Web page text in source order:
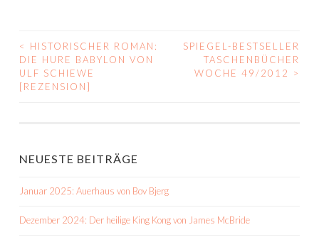
BEITRAGS-
NAVIGATION
<
HISTORISCHER ROMAN:
DIE HURE BABYLON VON
ULF SCHIEWE
[REZENSION]
SPIEGEL-BESTSELLER
TASCHENBÜCHER
WOCHE 49/2012
>
NEUESTE BEITRÄGE
Januar 2025: Auerhaus von Bov Bjerg
Dezember 2024: Der heilige King Kong von James McBride